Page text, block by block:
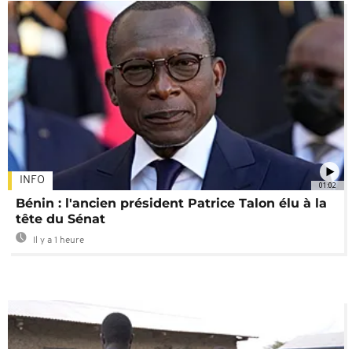
01:02
INFO
Bénin : l'ancien président Patrice Talon élu à la
tête du Sénat
Il y a 1 heure